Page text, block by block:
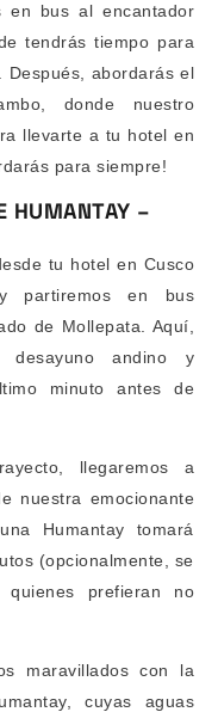
en bus al encantador
tendrás tiempo para
Después, abordarás el
donde nuestro
llevarte a tu hotel en
para siempre!
HUMANTAY –
tu hotel en Cusco
partiremos en bus
de Mollepata. Aquí,
desayuno andino y
minuto antes de
llegaremos a
nuestra emocionante
Humantay tomará
(opcionalmente, se
prefieran no
maravillados con la
cuyas aguas